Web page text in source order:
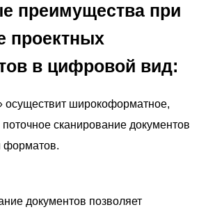
преимущества при
проектных
в цифровой вид:
осуществит широкоформатное,
сканирование документов
форматов.
документов позволяет